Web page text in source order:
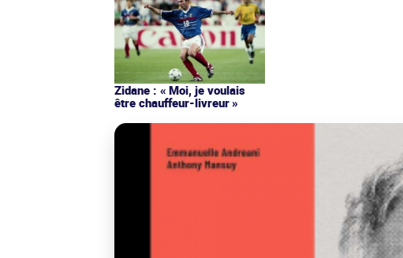
Zidane : « Moi, je voulais
être chauffeur-livreur »